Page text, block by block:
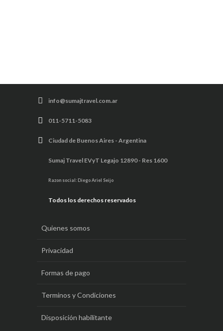
info@sumajtravel.com.ar
011-5711-5083
Ciudad de Buenos Aires - Argentina
Sumaj Travel EVyT Legajo 12890 - Res 1600
Razon social: Diego Ariel Seijo
Todos los derechos reservados
Quienes somos
Privacidad
Formas de pago
Terminos y Condiciones
Disposición habilitante